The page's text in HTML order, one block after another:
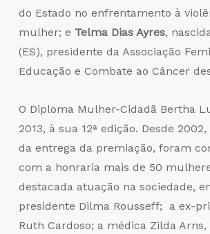
do Estado no enfrentamento à
mulher; e Telma Dias Ayres,
(ES), presidente da Associação
Educação e Combate ao Câncer
O Diploma Mulher-Cidadã Bertha
2013, à sua 12ª edição. Desde
da entrega da premiação, foram
com a honraria mais de 50
destacada atuação na sociedade,
presidente Dilma Rousseff; a ex-
Ruth Cardoso; a médica Zilda